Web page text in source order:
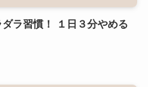
ダラ習慣！ １日３分やめる